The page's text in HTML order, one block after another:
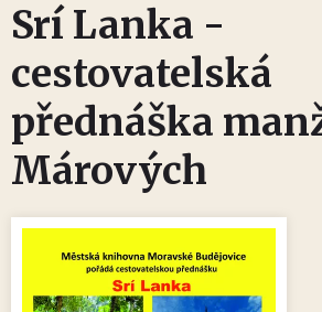
Srí Lanka -
cestovatelská
přednáška
Márových